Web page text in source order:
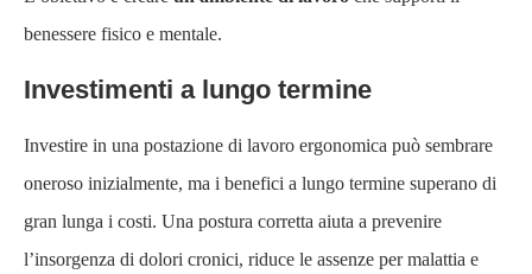
benessere fisico e mentale.
Investimenti a lungo termine
Investire in una postazione di lavoro ergonomica può sembrare
oneroso inizialmente, ma i benefici a lungo termine superano di
gran lunga i costi. Una postura corretta aiuta a prevenire
l’insorgenza di dolori cronici, riduce le assenze per malattia e